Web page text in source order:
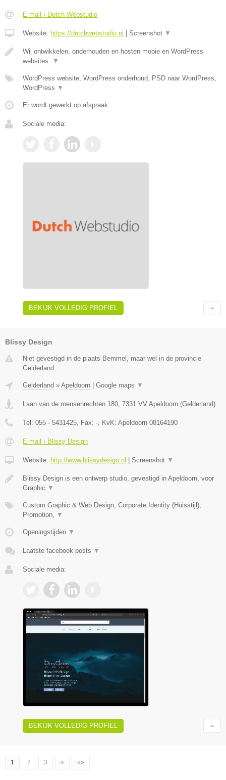
E-mail › Dutch Webstudio
Website: https://dutchwebstudio.nl Screenshot ▼
Wij ontwikkelen, onderhouden en hosten mooie en WordPress
websites.
▼
WordPress website, WordPress onderhoud, PSD naar WordPress,
WordPress ▼
Er wordt gewerkt op afspraak.
Sociale media:
BEKIJK VOLLEDIG PROFIEL
Blissy Design
Niet gevestigd in de plaats Bemmel, maar wel in de provincie
Gelderland.
Gelderland » Apeldoorn Google maps ▼
Laan van de mensenrechten 180 7331 VV Apeldoorn (Gelderland)
Tel: 055 - 5431425 , Fax: - , KvK: Apeldoorn 08164190
E-mail › Blissy Design
Website: http://www.blissydesign.nl Screenshot ▼
Blissy Design is een ontwerp studio, gevestigd in Apeldoorn, voor
Graphic ▼
Custom Graphic & Web Design, Corporate Identity (Huisstijl),
Promotion,
▼
Openingstijden ▼
Laatste facebook posts ▼
Sociale media:
BEKIJK VOLLEDIG PROFIEL
1 2 3 » »»